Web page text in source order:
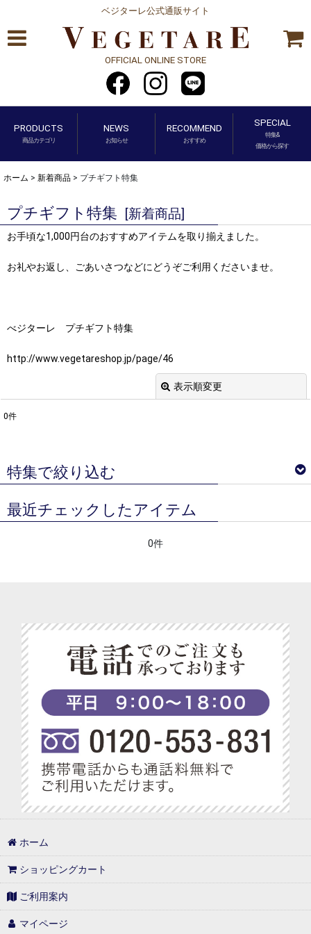
ベジターレ公式通販サイト
OFFICIAL ONLINE STORE
PRODUCTS
商品カテゴリ
NEWS
お知らせ
RECOMMEND
おすすめ
SPECIAL
特集&
価格から探す
ホーム > 新着商品 > プチギフト特集
プチギフト特集 [新着商品]
お手頃な1,000円台のおすすめアイテムを取り揃えました。
お礼やお返し、ごあいさつなどにどうぞご利用くださいませ。
べジターレ プチギフト特集
http://www.vegetareshop.jp/page/46
表示順変更
並び順 :
絞り込む
0件
特集で絞り込む
ベジターレ サマーギフトギフト特集
ベジターレ グルテンフリーの米粉スイーツ特集
ベジターレ コーディアル特集
ベジターレ 幸せの缶ケーキ
ベジターレ アレンジレシピ特集
プチギフト特集
べジターレ ノンアルコールスパークリング特集
1,000円以内
1,000円台の可愛いギフト
1,001円〜3,000円
最近チェックしたアイテム
0件
ホーム
ショッピングカート
ご利用案内
マイページ